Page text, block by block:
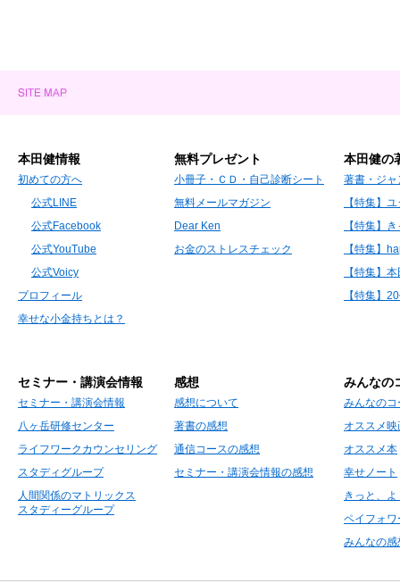
本田健情報
初めての方へ
公式LINE
公式Facebook
公式YouTube
公式Voicy
プロフィール
幸せな小金持ちとは？
無料プレゼント
小冊子・ＣＤ・自己診断シート
無料メールマガジン
Dear Ken
お金のストレスチェック
本田健の
著書・ジャ
【特集】
【特集】
【特集】
【特集】
【特集】
セミナー・講演会情報
セミナー・講演会情報
八ヶ岳研修センター
ライフワークカウンセリング
スタディグループ
人間関係のマトリックス
スタディーグループ
感想
感想について
著書の感想
通信コースの感想
セミナー・講演会情報の感想
みんなの
みんなの
オススメ映
オススメ本
幸せノート
きっと、
ペイフォワ
みんなの感